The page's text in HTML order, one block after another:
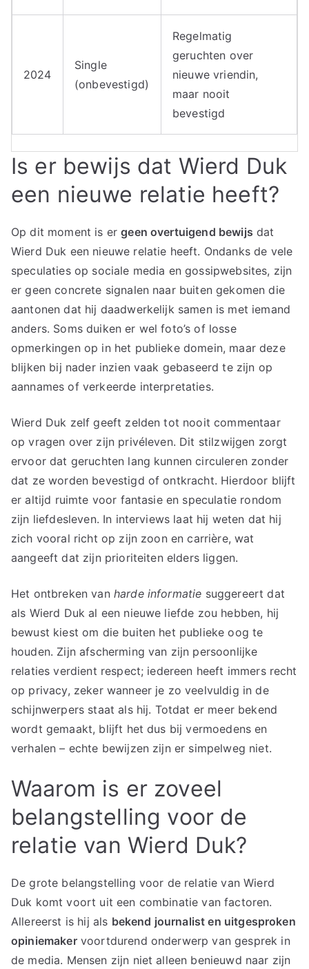
2024
Single
(onbevestigd)
Regelmatig
geruchten over
nieuwe vriendin,
maar nooit
bevestigd
Is er bewijs dat Wierd Duk
een nieuwe relatie heeft?
Op dit moment is ergeen overtuigend bewijs dat
Wierd Duk een nieuwe relatie heeft. Ondanks de vele
speculaties op sociale media en gossipwebsites, zijn
er geen concrete signalen naar buiten gekomen die
aantonen dat hij daadwerkelijk samen is met iemand
anders. Soms duiken er wel foto’s of losse
opmerkingen op in het publieke domein, maar deze
blijken bij nader inzien vaak gebaseerd te zijn op
aannames of verkeerde interpretaties.
Wierd Duk zelf geeft zelden tot nooit commentaar
op vragen over zijn privéleven. Dit stilzwijgen zorgt
ervoor dat geruchten lang kunnen circuleren zonder
dat ze worden bevestigd of ontkracht. Hierdoor blijft
er altijd ruimte voor fantasie en speculatie rondom
zijn liefdesleven. In interviews laat hij weten dat hij
zich vooral richt op zijn zoon en carrière, wat
aangeeft dat zijn prioriteiten elders liggen.
Het ontbreken van harde informatie suggereert dat
als Wierd Duk al een nieuwe liefde zou hebben, hij
bewust kiest om die buiten het publieke oog te
houden. Zijn afscherming van zijn persoonlijke
relaties verdient respect; iedereen heeft immers recht
op privacy, zeker wanneer je zo veelvuldig in de
schijnwerpers staat als hij. Totdat er meer bekend
wordt gemaakt, blijft het dus bij vermoedens en
verhalen – echte bewijzen zijn er simpelweg niet.
Waarom is er zoveel
belangstelling voor de
relatie van Wierd Duk?
De grote belangstelling voor de relatie van Wierd
Duk komt voort uit een combinatie van factoren.
Allereerst is hij als bekend journalist en uitgesproken
opiniemakervoortdurend onderwerp van gesprek in
de media. Mensen zijn niet alleen benieuwd naar zijn